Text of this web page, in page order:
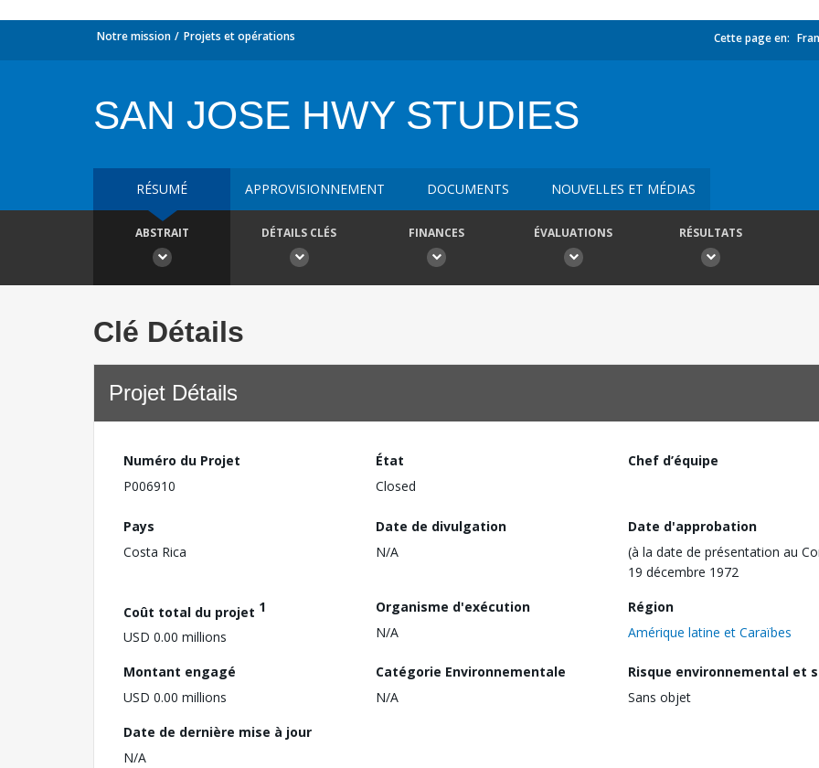
Notre mission Projets et opérations Cette page en:
SAN JOSE HWY STUDIES
RÉSUMÉ APPROVISIONNEMENT DOCUMENTS NOUVELLES ET MÉDIAS
ABSTRAIT DÉTAILS CLÉS FINANCES ÉVALUATIONS RÉSULTATS
Clé Détails
Projet Détails
Numéro du Projet
P006910
État
Closed
Chef d’équipe
Pays
Costa Rica
Date de divulgation
N/A
Date d'approbation
(à la date de présentation au
19 décembre 1972
Coût total du projet 1
USD 0.00 millions
Organisme d'exécution
N/A
Région
Amérique latine et Caraïbes
Montant engagé
USD 0.00 millions
Catégorie Environnementale
N/A
Risque environnemental et
Sans objet
Date de dernière mise à jour
N/A